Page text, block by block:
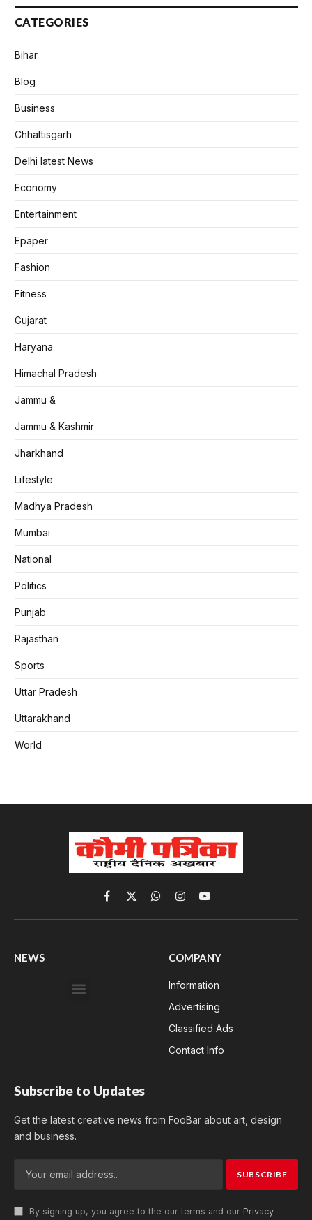
CATEGORIES
Bihar
Blog
Business
Chhattisgarh
Delhi latest News
Economy
Entertainment
Epaper
Fashion
Fitness
Gujarat
Haryana
Himachal Pradesh
Jammu &
Jammu & Kashmir
Jharkhand
Lifestyle
Madhya Pradesh
Mumbai
National
Politics
Punjab
Rajasthan
Sports
Uttar Pradesh
Uttarakhand
World
Facebook
X
(Twitter)
WhatsApp
InstagramYouTube
NEWS COMPANY
Information
Advertising
Classified Ads
Contact Info
Subscribe to Updates
Get the latest creative news from FooBar about art, design
and business.
By signing up, you agree to the our terms and our Privacy